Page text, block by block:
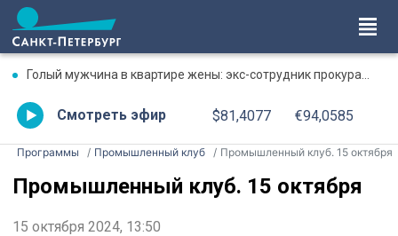
Голый мужчина в квартире жены: экс-сотрудник прокуратуры рассказал, почему совершил убийство
Смотреть эфир $81,4077 €94,0585
Программы Промышленный клуб Промышленный клуб. 15 октября
Промышленный клуб. 15 октября
15 октября 2024, 13:50